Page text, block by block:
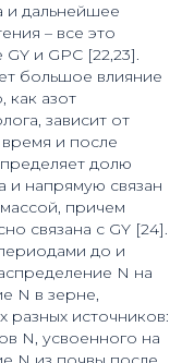
и дальнейшее
– все это
и GPC [22,23].
большое влияние
как азот
зависит от
время и после
долю
и напрямую связан
причем
связана с GY [24].
до и
N на
N в зерне,
разных источников:
N, усвоенного на